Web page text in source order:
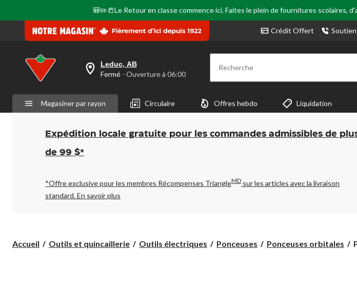
🎒✏️📒Le Retour en classe commence ici. Faites le plein de fournitures scolaires,
Crédit Offert Soutien
votre
est
Leduc,
AB,
Fermé,
Ouverture
à
pour
changer
Leduc, AB
Fermé ⋅ Ouverture à 06:00 Recherche
Magasiner par rayon Circulaire Offres hebdo Liquidation
Expédition locale gratuite pour les commandes admissibles de
de 99 $*
*Offre exclusive pour les membres Récompenses TriangleMD sur les articles avec la livraison
standard.En savoir plus
Accueil Outils et quincaillerie Outils électriques Ponceuses Ponceuses orbitales